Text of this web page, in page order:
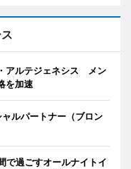
アルテジェネシス メン
を加速
ルパートナー（ブロン
で過ごすオールナイトイ